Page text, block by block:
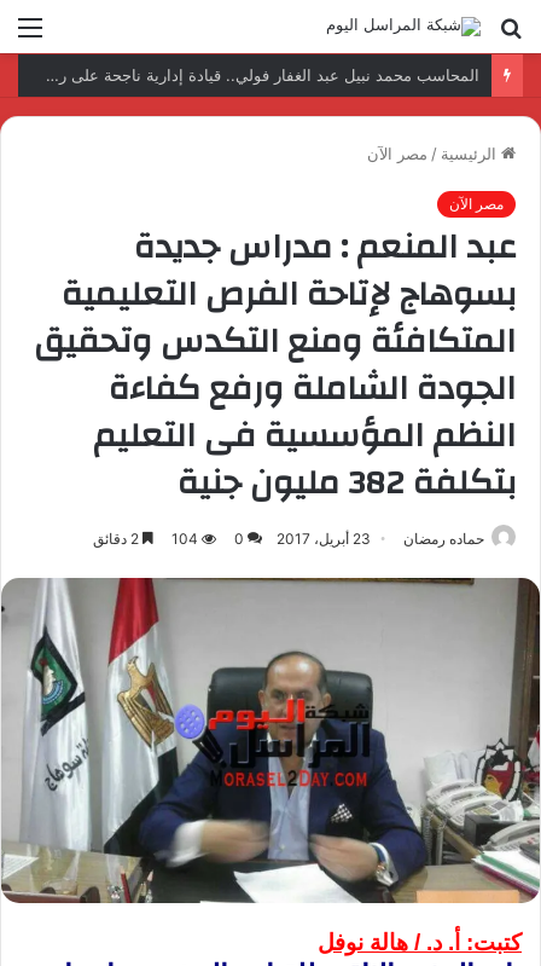
بحث
عن
نتائج إيجابية بعد زيارة وفد الجامعة المصرية النتائج إيجابية بعد زيارة وفد الجامعة المصرية الروسية لمصنع الإلكترونياتروسية لمصنع الإلكترونيات
الرئيسية / مصر الآن
مصر الآن
عبد المنعم : مدراس جديدة
بسوهاج لإتاحة الفرص التعليمية
المتكافئة ومنع التكدس وتحقيق
الجودة ‏الشاملة ورفع كفاءة
النظم المؤسسية فى التعليم
بتكلفة 382 مليون جنية
حماده رمضان 23 أبريل، 2017 0
104
كتبت: أ. د. / هالة نوفل